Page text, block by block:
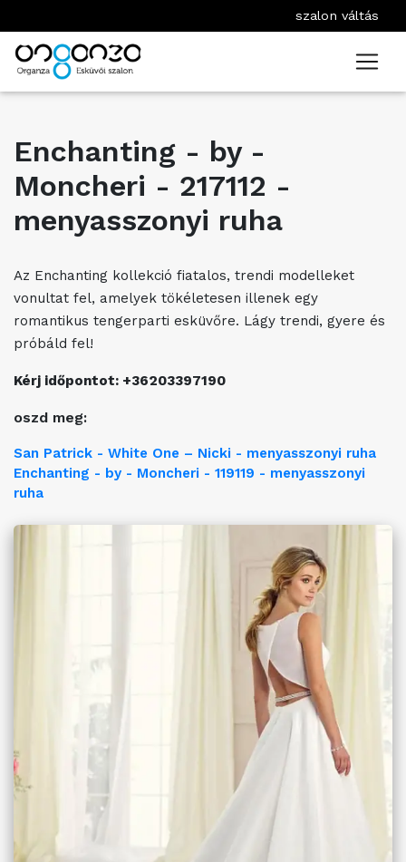
szalon váltás
Enchanting - by -
Moncheri - 217112 -
menyasszonyi ruha
Az Enchanting kollekció fiatalos, trendi modelleket
vonultat fel, amelyek tökéletesen illenek egy
romantikus tengerparti esküvőre. Lágy trendi, gyere és
próbáld fel!
Kérj időpontot: +36203397190
oszd meg:
San Patrick - White One – Nicki - menyasszonyi ruha
Enchanting - by - Moncheri - 119119 - menyasszonyi
ruha